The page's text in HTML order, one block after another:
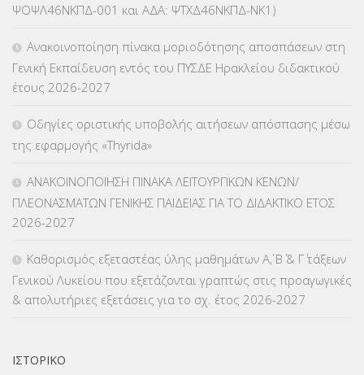
ΚΕΣΥΠ(109)
ΚΠγ – ΚΡΑΤΙΚΟ ΠΙΣΤΟΠΟΙΗΤΙΚΟ ΓΛΩΣΣΟΜΑΘΕΙΑΣ(135)
ΚΠπ- ΚΡΑΤΙΚΟ ΠΙΣΤΟΠΟΙΗΤΙΚΟ ΠΛΗΡΟΦΟΡΙΚΗΣ
ΛΟΙΠΑ(309)
ΜΕΤΑΘΕΣΕΙΣ-ΤΟΠΟΘΕΤΗΣΕΙΣ ΒΕΛΤΙΩΣΕΙΣ(319)
ΜΕΤΑΦΟΡΑ ΜΑΘΗΤΩΝ(3)
ΟΙΚΟΝΟΜΙΚΑ ΘΕΜΑΤΑ
ΨΟΨΛ46ΝΚΠΔ-001 και ΑΔΑ: ΨΤΧΔ46ΝΚΠΔ-ΝΚ1)
Ανακοινοποίηση πίνακα μοριοδότησης αποσπάσεων στη
Γενική Εκπαίδευση εντός του ΠΥΣΔΕ Ηρακλείου διδακτικού
έτους 2026-2027
Οδηγίες οριστικής υποβολής αιτήσεων απόσπασης μέσω
της εφαρμογής «Thyrida»
ΑΝΑΚΟΙΝΟΠΟΙΗΣΗ ΠΙΝΑΚΑ ΛΕΙΤΟΥΡΓΙΚΩΝ ΚΕΝΩΝ/
ΠΛΕΟΝΑΣΜΑΤΩΝ ΓΕΝΙΚΗΣ ΠΑΙΔΕΙΑΣ ΓΙΑ ΤΟ ΔΙΔΑΚΤΙΚΟ ΕΤΟΣ
2026-2027
Καθορισμός εξεταστέας ύλης μαθημάτων Α΄, Β΄ & Γ΄ τάξεων
Γενικού Λυκείου που εξετάζονται γραπτώς στις προαγωγικές
& απολυτήριες εξετάσεις για το σχ. έτος 2026-2027
ΙΣΤΟΡΙΚΌ